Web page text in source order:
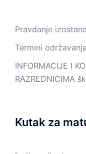
Pravdanje
Termini
INFORMACIJE I
RAZREDNICIMA
Kutak za